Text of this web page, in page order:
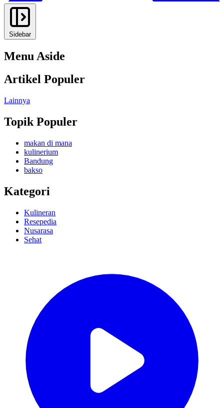
Sidebar
Menu Aside
Artikel Populer
Lainnya
Topik Populer
makan di mana
kulinerium
Bandung
bakso
Kategori
Kulineran
Resepedia
Nusarasa
Sehat